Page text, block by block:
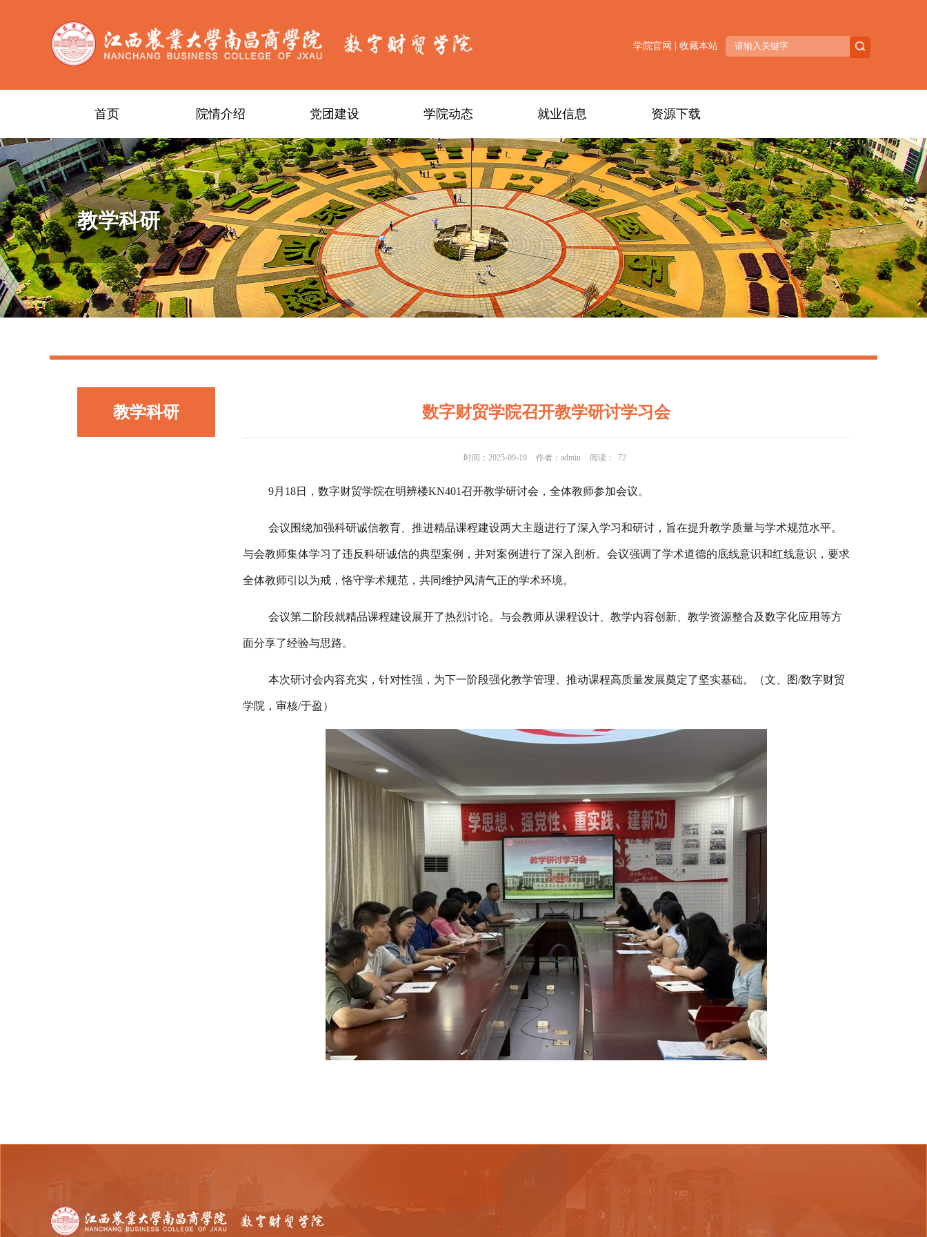
学院官网 | 收藏本站
首页 院情介绍 党团建设 学院动态 就业信息 资源下载
教学科研
教学科研 数字财贸学院召开教学研讨学习会
时间：2025-09-19 作者：admin 阅读： 72
9月18日，数字财贸学院在明辨楼KN401召开教学研讨会，全体教师参加会议。
会议围绕加强科研诚信教育、推进精品课程建设两大主题进行了深入学习和研讨，旨在提升教学质量与学术规范水平。
与会教师集体学习了违反科研诚信的典型案例，并对案例进行了深入剖析。会议强调了学术道德的底线意识和红线意识，要求
全体教师引以为戒，恪守学术规范，共同维护风清气正的学术环境。
会议第二阶段就精品课程建设展开了热烈讨论。与会教师从课程设计、教学内容创新、教学资源整合及数字化应用等方
面分享了经验与思路。
本次研讨会内容充实，针对性强，为下一阶段强化教学管理、推动课程高质量发展奠定了坚实基础。（文、图/数字财贸
学院，审核/于盈）